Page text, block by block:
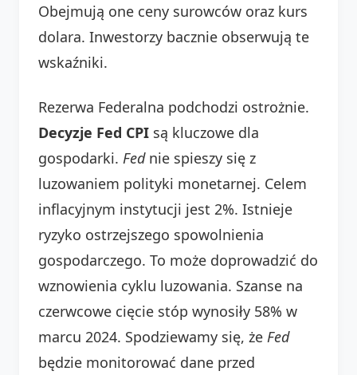
Obejmują one ceny surowców oraz kurs
dolara. Inwestorzy bacznie obserwują te
wskaźniki.
Rezerwa Federalna podchodzi ostrożnie.
Decyzje Fed CPI są kluczowe dla
gospodarki. Fednie spieszy się z
luzowaniem polityki monetarnej. Celem
inflacyjnym instytucji jest 2%. Istnieje
ryzyko ostrzejszego spowolnienia
gospodarczego. To może doprowadzić do
wznowienia cyklu luzowania. Szanse na
czerwcowe cięcie stóp wynosiły 58% w
marcu 2024. Spodziewamy się, że Fed
będzie monitorować dane przed